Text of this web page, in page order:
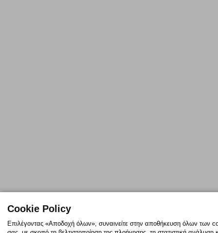
Cookie Policy
Επιλέγοντας «Αποδοχή όλων», συναινείτε στην αποθήκευση όλων των